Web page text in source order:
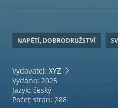
NAPĚTÍ, DOBRODRUŽSTVÍ
Vydavatel: XYZ
Vydáno: 2025
Jazyk: český
Počet stran: 288